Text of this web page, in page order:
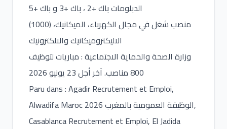
الدبلومات باك +2 ، باك +3 و باك +5
(1000) منصب شغل في مجال الكهرباء، الميكانيك،
الاليكتروميكانيك والالكترونيك
وزارة الصحة والحماية الاجتماعية : مباريات لتوظيف
800 مناصب. آخر أجل 23 يونيو 2026
Paru dans : Agadir Recrutement et Emploi,
Alwadifa Maroc 2026 الوظيفة العمومية بالمغرب,
Casablanca Recrutement et Emploi, El Jadida